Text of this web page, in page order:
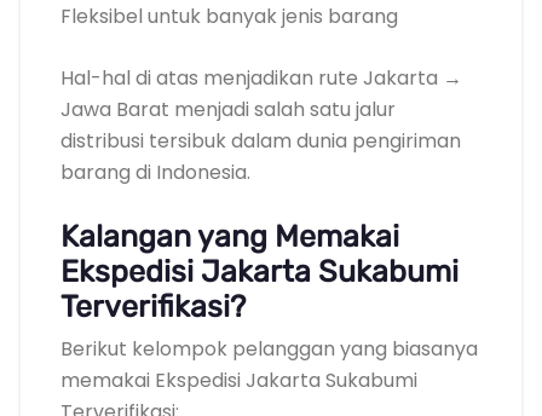
Fleksibel untuk banyak jenis barang
Hal-hal di atas menjadikan rute Jakarta →
Jawa Barat menjadi salah satu jalur
distribusi tersibuk dalam dunia pengiriman
barang di Indonesia.
Kalangan yang Memakai
Ekspedisi Jakarta Sukabumi
Terverifikasi?
Berikut kelompok pelanggan yang biasanya
memakai Ekspedisi Jakarta Sukabumi